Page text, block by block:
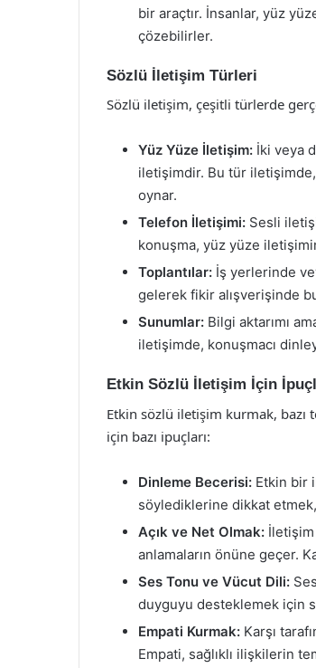
bir araçtır. İnsanlar, yüz
çözebilirler.
Sözlü İletişim Türleri
Sözlü iletişim, çeşitli türlerde
Yüz Yüze İletişim: İki veya
iletişimdir. Bu tür
oynar.
Telefon İletişimi: Sesli
konuşma, yüz yüze
Toplantılar: İş yerlerinde
gelerek fikir alışverişinde
Sunumlar: Bilgi aktarımı
iletişimde, konuşmacı
Etkin Sözlü İletişim İçin
Etkin sözlü iletişim kurmak,
için bazı ipuçları:
Dinleme Becerisi: Etkin bir
söylediklerine dikkat etmek,
Açık ve Net Olmak: İletişim
anlamaların önüne geçer.
Ses Tonu ve Vücut Dili:
duyguyu desteklemek için
Empati Kurmak: Karşı
Empati, sağlıklı ilişkilerin